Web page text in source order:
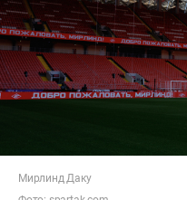
Мирлинд Даку